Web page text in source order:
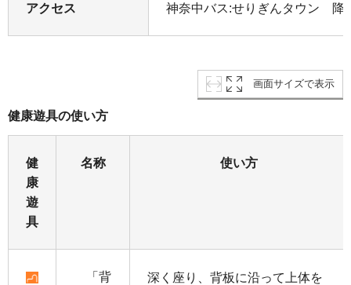
アクセス 神奈中バス:せりぎんタウン 降
画面サイズで表示
健康遊具の使い方
健
康
遊
具
名称 使い方
「背
深く座り、背板に沿って上体を